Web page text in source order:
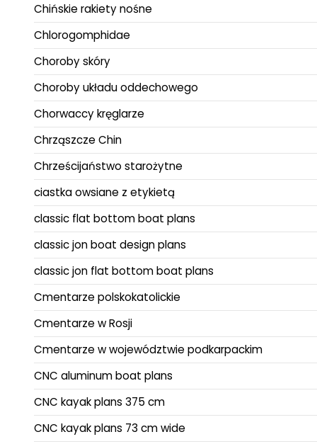
Chińskie rakiety nośne
Chlorogomphidae
Choroby skóry
Choroby układu oddechowego
Chorwaccy kręglarze
Chrząszcze Chin
Chrześcijaństwo starożytne
ciastka owsiane z etykietą
classic flat bottom boat plans
classic jon boat design plans
classic jon flat bottom boat plans
Cmentarze polskokatolickie
Cmentarze w Rosji
Cmentarze w województwie podkarpackim
CNC aluminum boat plans
CNC kayak plans 375 cm
CNC kayak plans 73 cm wide